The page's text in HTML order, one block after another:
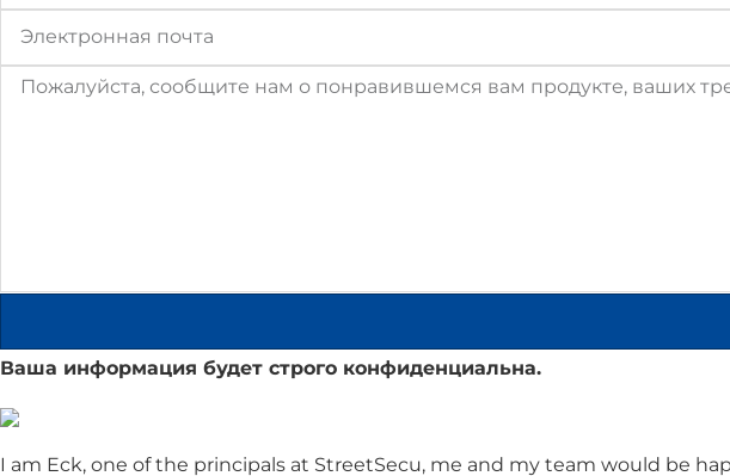
Ваша информация будет строго конфиденциальна.
I am Eck, one of the principals at StreetSecu, me and my team would be